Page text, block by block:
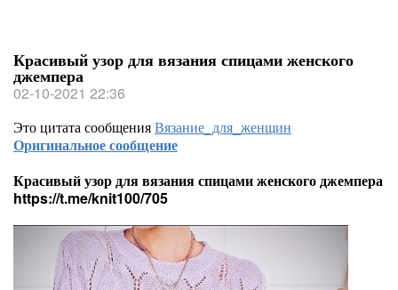
Красивый узор для вязания спицами женского
джемпера
02-10-2021 22:36
Это цитата сообщенияВязание_для_женщин
Оригинальное сообщение
Красивый узор для вязания спицами женского джемпера
https://t.me/knit100/705